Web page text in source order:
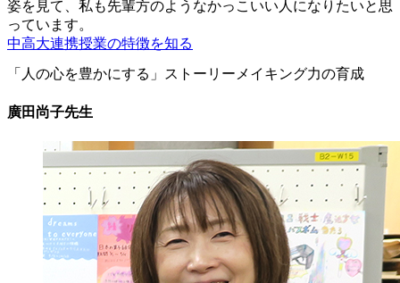
姿を見て、私も先輩方のようなかっこいい人になりたいと思
っています。
中高大連携授業の特徴を知る
「人の心を豊かにする」ストーリーメイキング力の育成
廣田尚子先生